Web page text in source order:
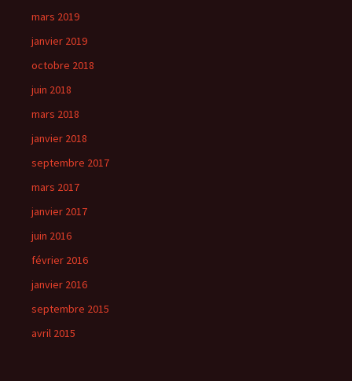
mars 2019
janvier 2019
octobre 2018
juin 2018
mars 2018
janvier 2018
septembre 2017
mars 2017
janvier 2017
juin 2016
février 2016
janvier 2016
septembre 2015
avril 2015